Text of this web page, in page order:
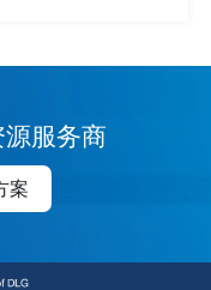
服务商
案